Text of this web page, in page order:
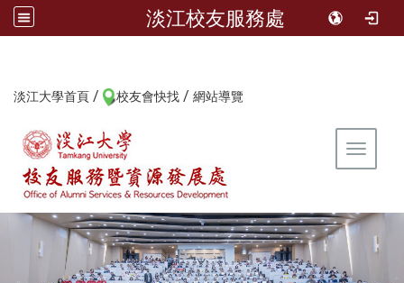
淡江校友服務處
淡江大學首頁 / 校友會快找 / 網站導覽
Toggle